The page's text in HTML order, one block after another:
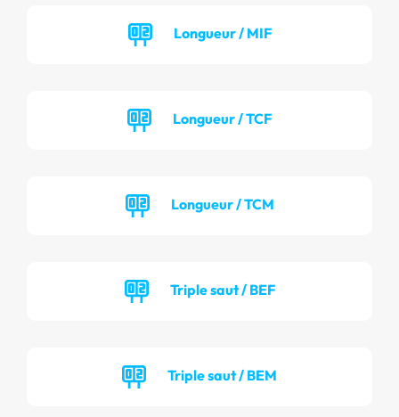
Longueur / MIF
Longueur / TCF
Longueur / TCM
Triple saut / BEF
Triple saut / BEM